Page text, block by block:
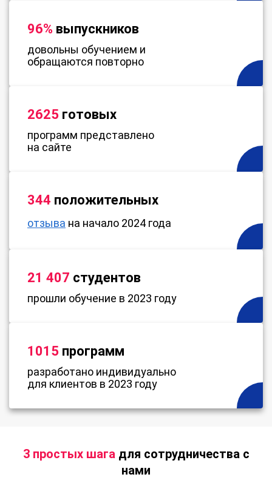
96% выпускников
довольны обучением и
обращаются повторно
2625 готовых
программ представлено
на сайте
344 положительных
отзыва на начало 2024 года
21 407 студентов
прошли обучение в 2023 году
1015 программ
разработано индивидуально
для клиентов в 2023 году
3 простых шагадля сотрудничества с
нами